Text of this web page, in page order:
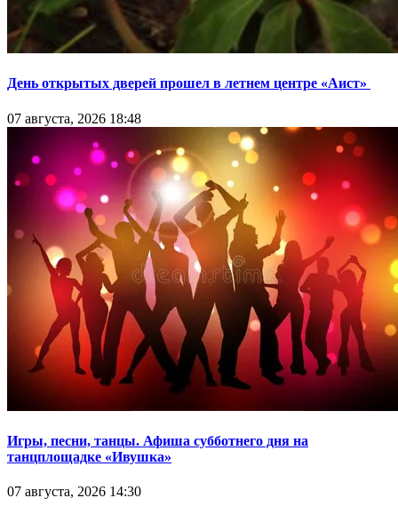
День открытых дверей прошел в летнем центре «Аист»
07 августа, 2026 18:48
Игры, песни, танцы. Афиша субботнего дня на
танцплощадке «Ивушка»
07 августа, 2026 14:30